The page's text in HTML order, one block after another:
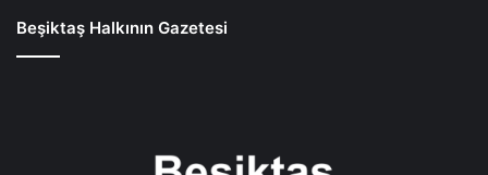
Beşiktaş Halkının Gazetesi